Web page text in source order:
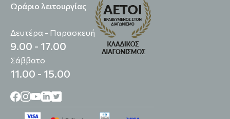
Ωράριο λειτουργίας
Δευτέρα - Παρασκευή
9.00 - 17.00
Σάββατο
11.00 - 15.00